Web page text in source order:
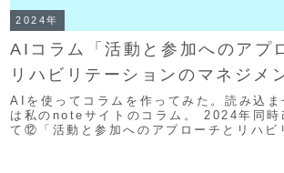
2024年
AIコラム「活動と参加へのアプ
リハビリテーションのマネジメ
AIを使ってコラムを作ってみた。読み込ま
は私のnoteサイトのコラム。 2024年同時
て⑫「活動と参加へのアプローチとリハビ